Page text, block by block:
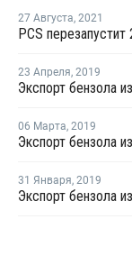
27 Августа, 2021
23 Апреля, 2019
06 Марта, 2019
31 Января, 2019
Экспорт бензола